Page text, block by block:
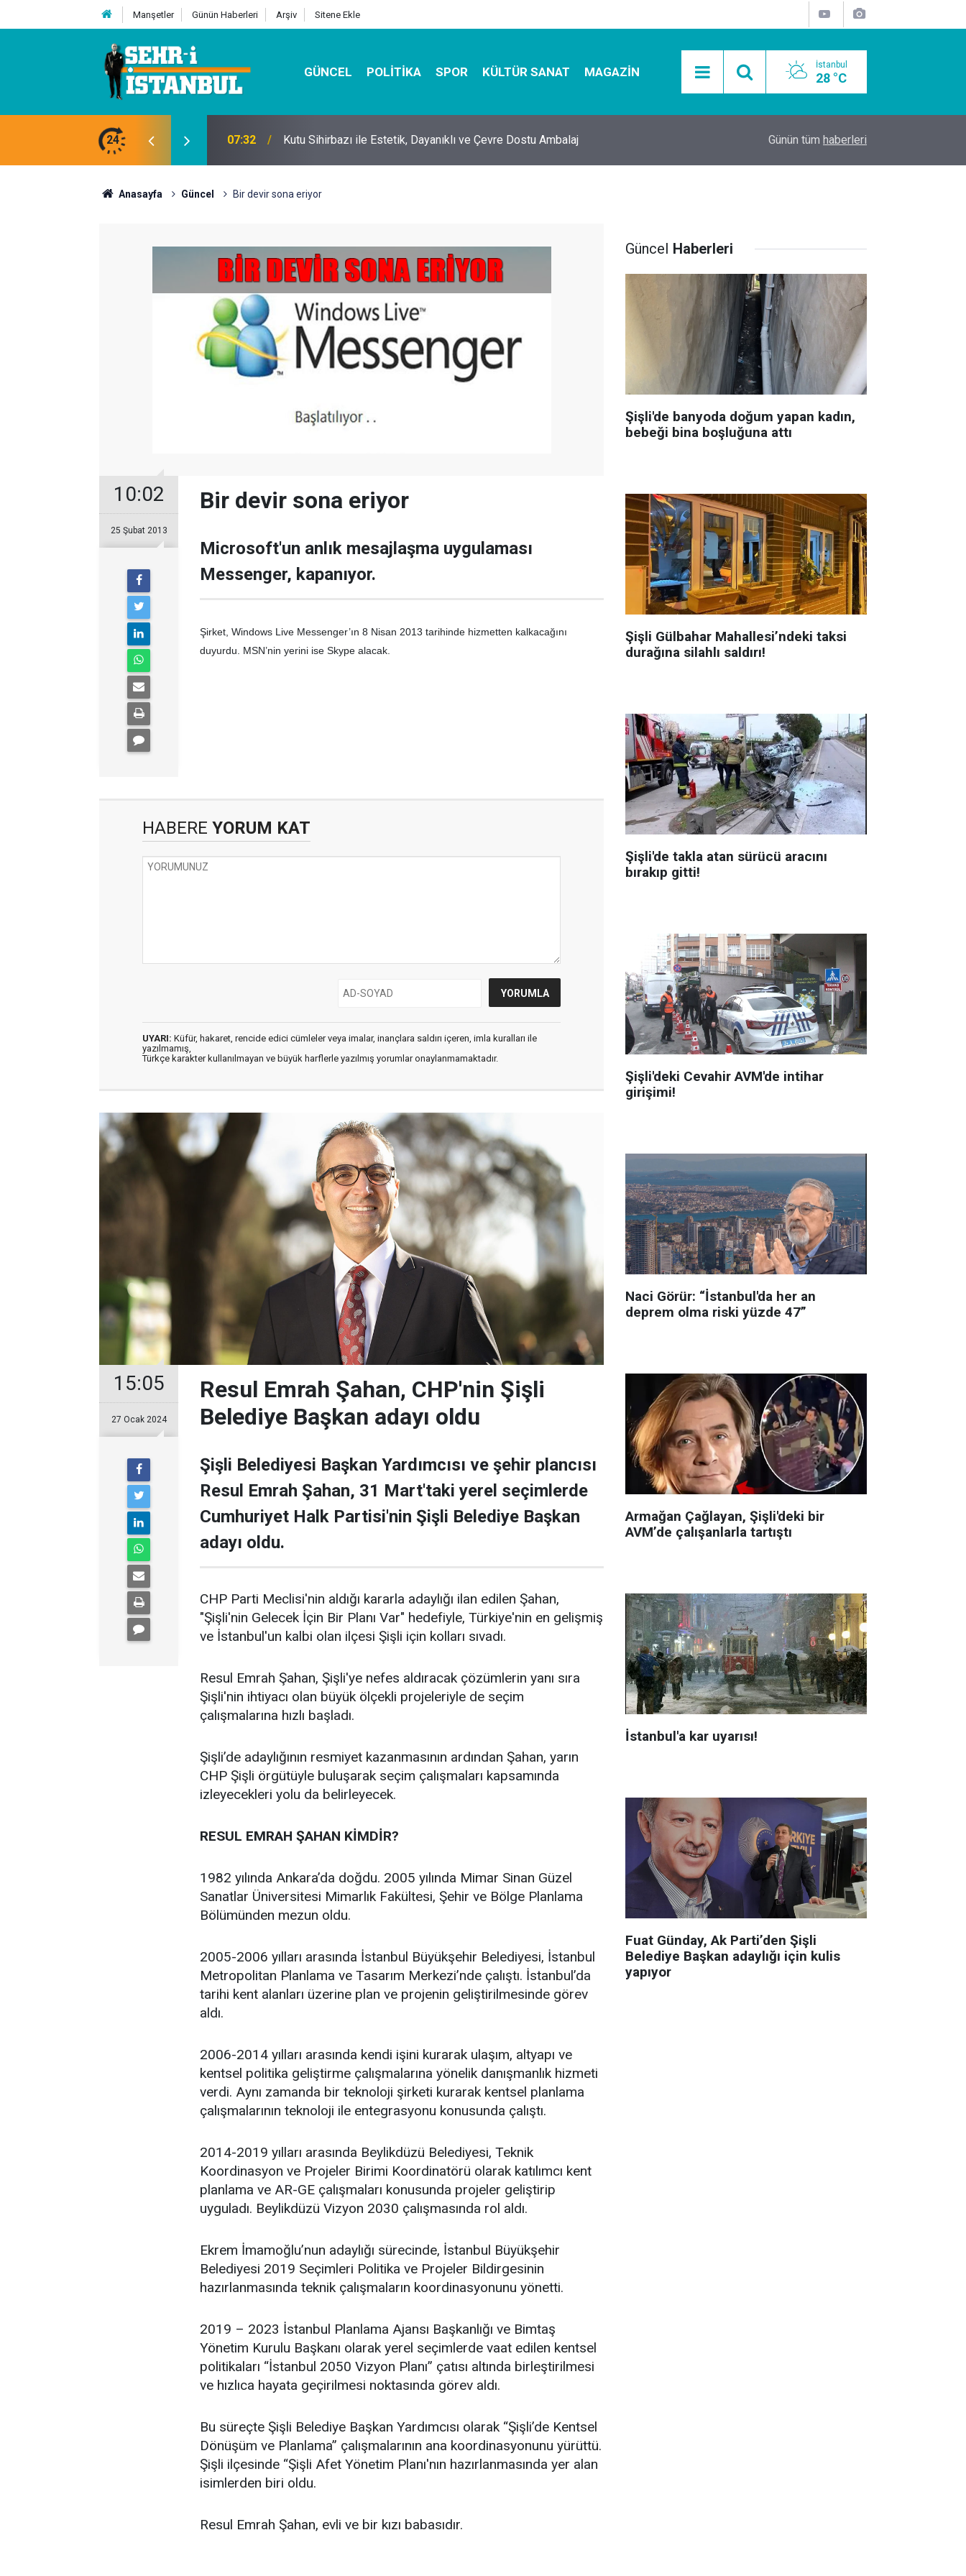
Manşetler Günün Haberleri Arşiv Sitene Ekle
GÜNCEL POLITIKA SPOR KÜLTÜR SANAT MAGAZIN İstanbul
28 °C
24 07:32 Kutu Sihirbazı ile Estetik, Dayanıklı ve Çevre Dostu Ambalaj Mobil Araçlarla Hayır Lokması Dağıtımının
Günün tüm haberleri
Anasayfa Güncel Bir devir sona eriyor
10:02
25 Şubat 2013
Bir devir sona eriyor
Microsoft'un anlık mesajlaşma uygulaması
Messenger, kapanıyor.
Şirket, Windows Live Messenger’ın 8 Nisan 2013 tarihinde hizmetten kalkacağını
duyurdu. MSN’nin yerini ise Skype alacak.
HABERE YORUM KAT
UYARI: Küfür, hakaret, rencide edici cümleler veya imalar, inançlara saldırı içeren, imla kuralları ile
yazılmamış,
Türkçe karakter kullanılmayan ve büyük harflerle yazılmış yorumlar onaylanmamaktadır.
15:05
27 Ocak 2024
Resul Emrah Şahan, CHP'nin Şişli
Belediye Başkan adayı oldu
Şişli Belediyesi Başkan Yardımcısı ve şehir plancısı
Resul Emrah Şahan, 31 Mart'taki yerel seçimlerde
Cumhuriyet Halk Partisi'nin Şişli Belediye Başkan
adayı oldu.
CHP Parti Meclisi'nin aldığı kararla adaylığı ilan edilen Şahan,
"Şişli'nin Gelecek İçin Bir Planı Var" hedefiyle, Türkiye'nin en gelişmiş
ve İstanbul'un kalbi olan ilçesi Şişli için kolları sıvadı.
Resul Emrah Şahan, Şişli'ye nefes aldıracak çözümlerin yanı sıra
Şişli'nin ihtiyacı olan büyük ölçekli projeleriyle de seçim
çalışmalarına hızlı başladı.
Şişli’de adaylığının resmiyet kazanmasının ardından Şahan, yarın
CHP Şişli örgütüyle buluşarak seçim çalışmaları kapsamında
izleyecekleri yolu da belirleyecek.
RESUL EMRAH ŞAHAN KİMDİR?
1982 yılında Ankara’da doğdu. 2005 yılında Mimar Sinan Güzel
Sanatlar Üniversitesi Mimarlık Fakültesi, Şehir ve Bölge Planlama
Bölümünden mezun oldu.
2005-2006 yılları arasında İstanbul Büyükşehir Belediyesi, İstanbul
Metropolitan Planlama ve Tasarım Merkezi’nde çalıştı. İstanbul’da
tarihi kent alanları üzerine plan ve projenin geliştirilmesinde görev
aldı.
2006-2014 yılları arasında kendi işini kurarak ulaşım, altyapı ve
kentsel politika geliştirme çalışmalarına yönelik danışmanlık hizmeti
verdi. Aynı zamanda bir teknoloji şirketi kurarak kentsel planlama
çalışmalarının teknoloji ile entegrasyonu konusunda çalıştı.
2014-2019 yılları arasında Beylikdüzü Belediyesi, Teknik
Koordinasyon ve Projeler Birimi Koordinatörü olarak katılımcı kent
planlama ve AR-GE çalışmaları konusunda projeler geliştirip
uyguladı. Beylikdüzü Vizyon 2030 çalışmasında rol aldı.
Ekrem İmamoğlu’nun adaylığı sürecinde, İstanbul Büyükşehir
Belediyesi 2019 Seçimleri Politika ve Projeler Bildirgesinin
hazırlanmasında teknik çalışmaların koordinasyonunu yönetti.
2019 – 2023 İstanbul Planlama Ajansı Başkanlığı ve Bimtaş
Yönetim Kurulu Başkanı olarak yerel seçimlerde vaat edilen kentsel
politikaları “İstanbul 2050 Vizyon Planı” çatısı altında birleştirilmesi
ve hızlıca hayata geçirilmesi noktasında görev aldı.
Bu süreçte Şişli Belediye Başkan Yardımcısı olarak “Şişli’de Kentsel
Dönüşüm ve Planlama” çalışmalarının ana koordinasyonunu yürüttü.
Şişli ilçesinde “Şişli Afet Yönetim Planı'nın hazırlanmasında yer alan
isimlerden biri oldu.
Resul Emrah Şahan, evli ve bir kızı babasıdır.
Güncel Haberleri
Şişli'de banyoda doğum yapan kadın,
bebeği bina boşluğuna attı
Şişli Gülbahar Mahallesi’ndeki taksi
durağına silahlı saldırı!
Şişli'de takla atan sürücü aracını
bırakıp gitti!
Şişli'deki Cevahir AVM'de intihar
girişimi!
Naci Görür: “İstanbul'da her an
deprem olma riski yüzde 47”
Armağan Çağlayan, Şişli'deki bir
AVM’de çalışanlarla tartıştı
İstanbul'a kar uyarısı!
Fuat Günday, Ak Parti’den Şişli
Belediye Başkan adaylığı için kulis
yapıyor